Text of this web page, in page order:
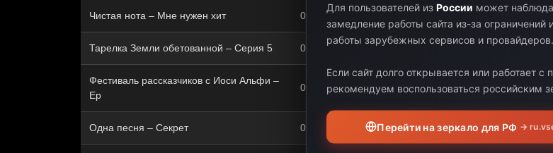
Чистая нота – Мне нужен хит 04:40 00:57
Тарелка Земли обетованной – Серия 5 05:37 06:10
Фестиваль рассказчиков с Иоси Альфи –
Ep
06:10 07:05 00:55
Одна песня – Секрет 07:05 07:38 00:33
Для пользователей из России может
замедление работы сайта из-за ограничений
работы зарубежных сервисов и провайдеров.
Если сайт долго открывается или работает с
рекомендуем воспользоваться российским
Перейти на зеркало для РФ →